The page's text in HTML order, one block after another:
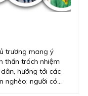
trương mang ý
thần trách nhiệm
hướng tới các
nghèo; người có